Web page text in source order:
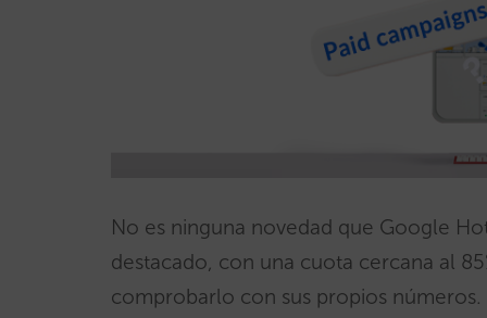
No es ninguna novedad que Google
destacado, con una cuota cercana al
comprobarlo con sus propios